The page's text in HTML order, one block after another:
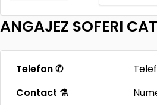
ANGAJEZ SOFERI
Telefon ✆
Contact ⚗